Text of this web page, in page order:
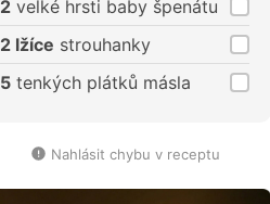
2 velké hrsti baby špenátu
2 lžíce strouhanky
5 tenkých plátků másla
Nahlásit chybu v receptu